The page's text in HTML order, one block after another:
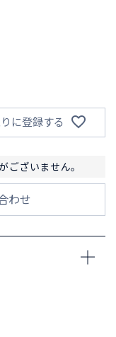
に登録する
ございません。
わせ